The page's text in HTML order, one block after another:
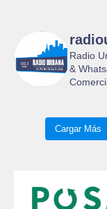
Radio
&
Cargar Más